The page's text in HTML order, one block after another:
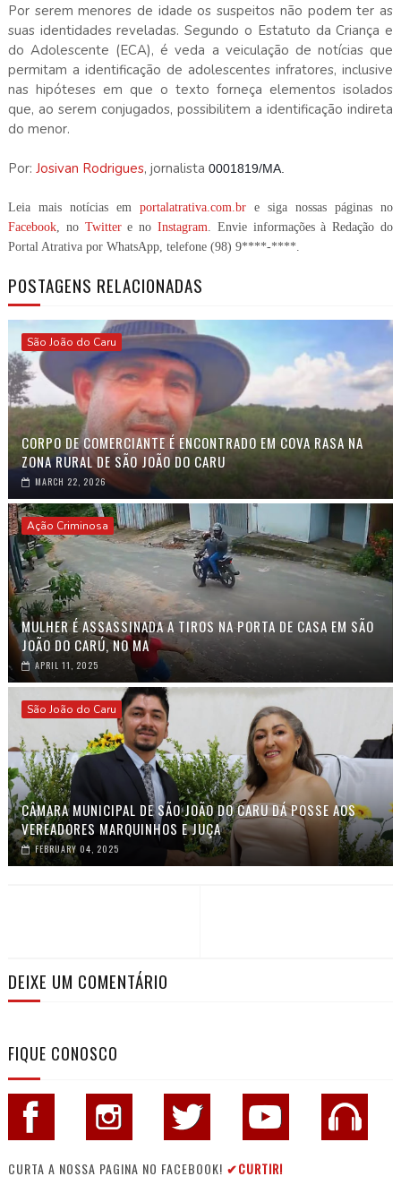
Por serem menores de idade os suspeitos não podem ter as
suas identidades reveladas. Segundo o Estatuto da Criança e
do Adolescente (ECA), é veda a veiculação de notícias que
permitam a identificação de adolescentes infratores, inclusive
nas hipóteses em que o texto forneça elementos isolados
que, ao serem conjugados, possibilitem a identificação indireta
do menor.
Por: Josivan Rodrigues, jornalista 0001819/MA.
Leia mais notícias em portalatrativa.com.br e siga nossas páginas no
Facebook, no Twittere noInstagram . Envie informações à Redação do
Portal Atrativa por WhatsApp, telefone (98) 9****-****
POSTAGENS RELACIONADAS
São João do Caru
CORPO DE COMERCIANTE É ENCONTRADO EM COVA RASA NA
ZONA RURAL DE SÃO JOÃO DO CARU
MARCH 22, 2026
Ação Criminosa
MULHER É ASSASSINADA A TIROS NA PORTA DE CASA EM SÃO
JOÃO DO CARÚ, NO MA
APRIL 11, 2025
São João do Caru
CÂMARA MUNICIPAL DE SÃO JOÃO DO CARU DÁ POSSE AOS
VEREADORES MARQUINHOS E JUÇA
FEBRUARY 04, 2025
DEIXE UM COMENTÁRIO
FIQUE CONOSCO
CURTA A NOSSA PAGINA NO FACEBOOK! ✔CURTIR!